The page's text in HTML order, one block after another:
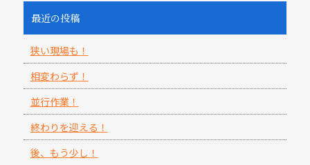
最近の投稿
狭い現場も！
相変わらず！
並行作業！
終わりを迎える！
後、もう少し！